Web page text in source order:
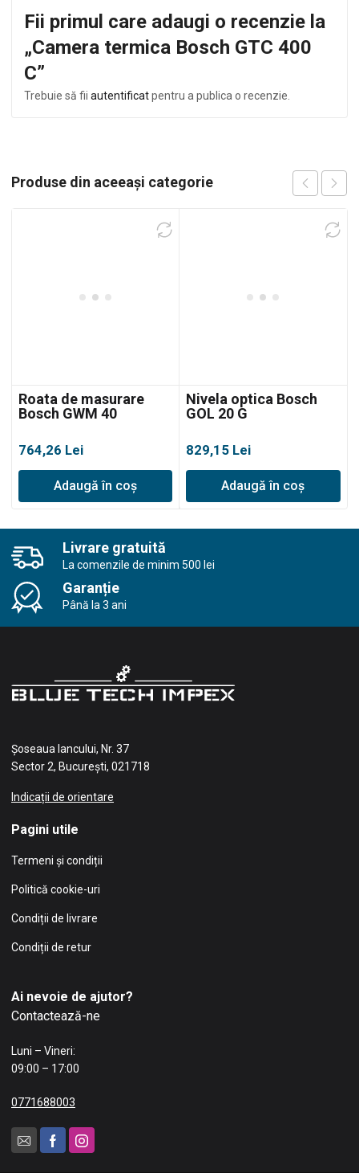
Fii primul care adaugi o recenzie la
„Camera termica Bosch GTC 400
C”
Trebuie să fii autentificatpentru a publica o recenzie.
Produse din aceeași categorie
Roata de masurare
Bosch GWM 40
764,26 Lei
Adaugă în coș
Nivela optica Bosch
GOL 20 G
829,15 Lei
Adaugă în coș
Livrare gratuită
La comenzile de minim 500 lei
Garanție
Până la 3 ani
Șoseaua Iancului, Nr. 37
Sector 2, București, 021718
Indicații de orientare
Pagini utile
Termeni și condiții
Politică cookie-uri
Condiții de livrare
Condiții de retur
Ai nevoie de ajutor?
Contactează-ne
Luni – Vineri:
09:00 – 17:00
0771688003